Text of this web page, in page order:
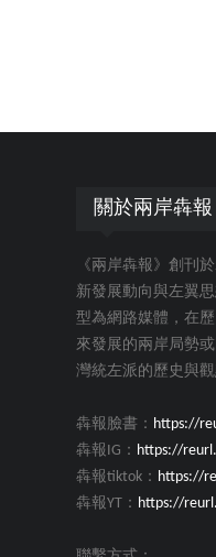
關於兩岸犇報
《兩岸犇報》創刊
新發展動向與左翼
型為網路媒體，在
來發展的兩岸局勢
灣統左派的歷史與觀
犇報臉書： https://
犇報IG： https://
犇報tiktok： https://
犇報YT： https://